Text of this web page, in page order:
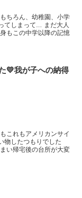
ちろん、幼稚園、小学
てしまって... まだ大人
もこの中学以降の記憶
💛我が子への納得
これもアメリカンサイ
物したつもりでした
い帰宅後の台所が大変